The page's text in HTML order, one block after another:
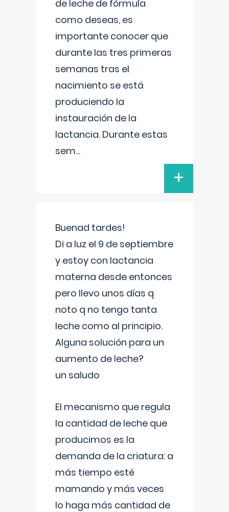
de leche de fórmula
como deseas, es
importante conocer que
durante las tres primeras
semanas tras el
nacimiento se está
produciendo la
instauración de la
lactancia. Durante estas
sem...
+
Buenad tardes!
Di a luz el 9 de septiembre
y estoy con lactancia
materna desde entonces
pero llevo unos días q
noto q no tengo tanta
leche como al principio.
Alguna solución para un
aumento de leche?
un saludo
El mecanismo que regula
la cantidad de leche que
producimos es la
demanda de la criatura: a
más tiempo esté
mamando y más veces
lo haga más cantidad de